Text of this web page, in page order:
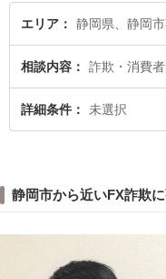
エリア
相談内容 詐欺・消費
詳細条件 未選択
静岡市から近いFX詐欺